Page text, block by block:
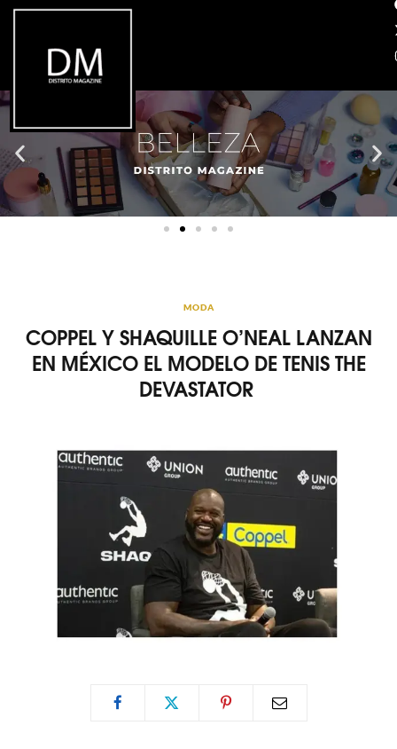
MODA
COPPEL Y SHAQUILLE O’NEAL LANZAN
EN MÉXICO EL MODELO DE TENIS THE
DEVASTATOR